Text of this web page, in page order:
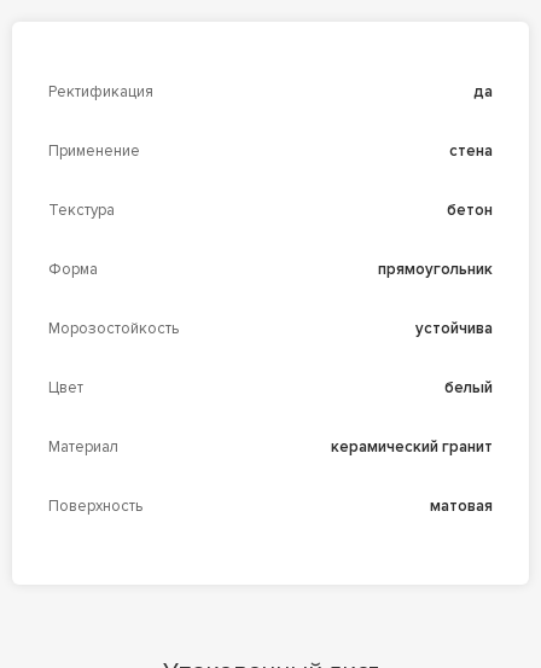
Ректификация да
Применение стена
Текстура бетон
Форма прямоугольник
Морозостойкость устойчива
Цвет белый
Материал керамический гранит
Поверхность матовая